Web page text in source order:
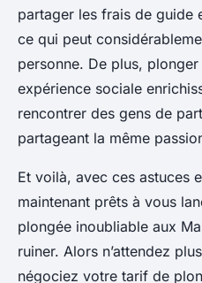
partager les frais de guide
ce qui peut
personne. De plus,
expérience sociale
rencontrer des gens de
partageant la même
Et voilà, avec ces astuces
maintenant prêts à vous
plongée inoubliable aux
ruiner. Alors n’attendez
négociez votre tarif de